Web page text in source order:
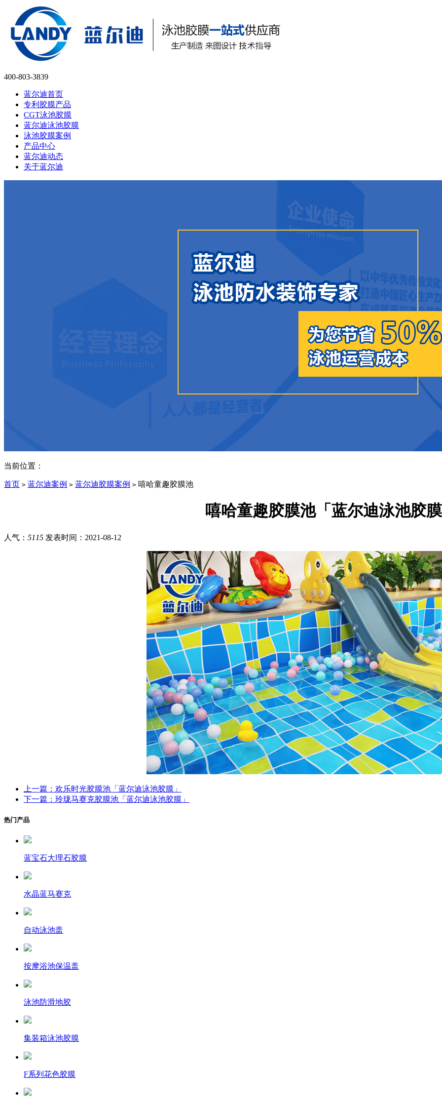
400-803-3839
蓝尔迪首页
专利胶膜产品
CGT泳池胶膜
蓝尔迪泳池胶膜
泳池胶膜案例
产品中心
蓝尔迪动态
关于蓝尔迪
当前位置：
首页 > 蓝尔迪案例 > 蓝尔迪胶膜案例 > 嘻哈童趣胶膜池
嘻哈童趣胶膜池「蓝尔迪泳池胶
人气： 5115 发表时间： 2021-08-12
上一篇：欢乐时光胶膜池「蓝尔迪泳池胶膜」
下一篇：玲珑马赛克胶膜池「蓝尔迪泳池胶膜」
热门产品
蓝宝石大理石胶膜
水晶蓝马赛克
自动泳池盖
按摩浴池保温盖
泳池防滑地胶
集装箱泳池胶膜
F系列花色胶膜